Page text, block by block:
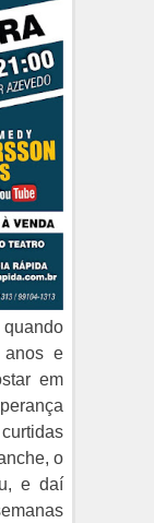
anos e
em
o
e daí